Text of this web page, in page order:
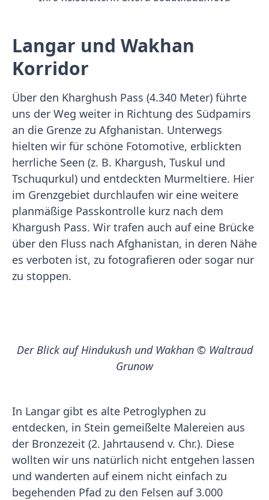
Langar und Wakhan
Korridor
Über den Kharghush Pass (4.340 Meter) führte
uns der Weg weiter in Richtung des Südpamirs
an die Grenze zu Afghanistan. Unterwegs
hielten wir für schöne Fotomotive, erblickten
herrliche Seen (z. B. Khargush, Tuskul und
Tschuqurkul) und entdeckten Murmeltiere. Hier
im Grenzgebiet durchlaufen wir eine weitere
planmäßige Passkontrolle kurz nach dem
Khargush Pass. Wir trafen auch auf eine Brücke
über den Fluss nach Afghanistan, in deren Nähe
es verboten ist, zu fotografieren oder sogar nur
zu stoppen.
Der Blick auf Hindukush und Wakhan © Waltraud
Grunow
In Langar gibt es alte Petroglyphen zu
entdecken, in Stein gemeißelte Malereien aus
der Bronzezeit (2. Jahrtausend v. Chr.). Diese
wollten wir uns natürlich nicht entgehen lassen
und wanderten auf einem nicht einfach zu
begehenden Pfad zu den Felsen auf 3.000